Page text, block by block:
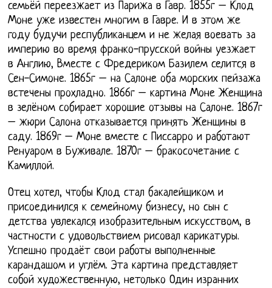
семьёй переезжает из Парижа в Гавр. 1855г – Клод
Моне уже известен многим в Гавре. И в этом же
году будучи республиканцем и не желая воевать за
империю во время франко-прусской войны уезжает
в Англию, Вместе с Фредериком Базилем селится в
Сен-Симоне. 1865г – на Салоне оба морских пейзажа
встечены прохладно. 1866г – картина Моне Женщина
в зелёном собирает хорошие отзывы на Салоне. 1867г
– жюри Салона отказывается принять Женщины в
саду. 1869г – Моне вместе с Писсарро и работают
Ренуаром в Буживале. 1870г – бракосочетание с
Камиллой.
Отец хотел, чтобы Клод стал бакалейщиком и
присоединился к семейному бизнесу, но сын с
детства увлекался изобразительным искусством, в
частности с удовольствием рисовал карикатуры.
Успешно продаёт свои работы выполненные
карандашом и углём. Эта картина представляет
собой художественную, нетолько Один изранних